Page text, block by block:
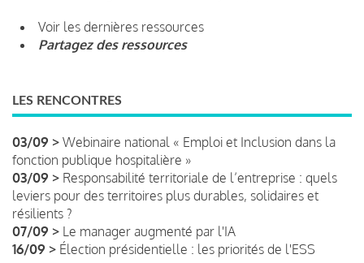
Voir les dernières ressources
Partagez des ressources
LES RENCONTRES
03/09 > Webinaire national « Emploi et Inclusion dans la
fonction publique hospitalière »
03/09 > Responsabilité territoriale de l’entreprise : quels
leviers pour des territoires plus durables, solidaires et
résilients ?
07/09 > Le manager augmenté par l'IA
16/09 > Élection présidentielle : les priorités de l'ESS